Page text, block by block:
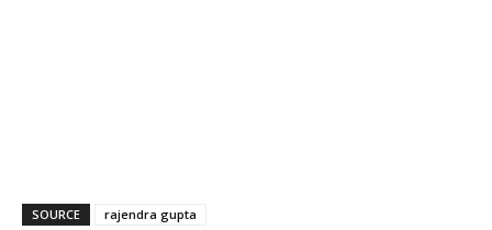
SOURCE
rajendra gupta